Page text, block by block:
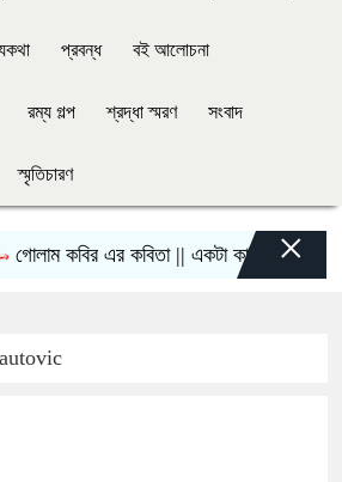
প্রবন্ধ বই আলোচনা
রম্য গল্প শ্রদ্ধা স্মরণ সংবাদ
স্মৃতিচারণ
কবির এর কবিতা || একটা কাঙ্ক্ষিত স্বপ্নের
×